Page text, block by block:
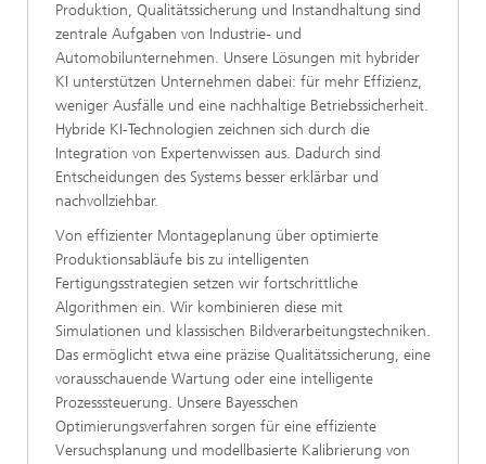
Produktion, Qualitätssicherung und Instandhaltung sind
zentrale Aufgaben von Industrie- und
Automobilunternehmen. Unsere Lösungen mit hybrider
KI unterstützen Unternehmen dabei: für mehr Effizienz,
weniger Ausfälle und eine nachhaltige Betriebssicherheit.
Hybride KI-Technologien zeichnen sich durch die
Integration von Expertenwissen aus. Dadurch sind
Entscheidungen des Systems besser erklärbar und
nachvollziehbar.
Von effizienter Montageplanung über optimierte
Produktionsabläufe bis zu intelligenten
Fertigungsstrategien setzen wir fortschrittliche
Algorithmen ein. Wir kombinieren diese mit
Simulationen und klassischen Bildverarbeitungstechniken.
Das ermöglicht etwa eine präzise Qualitätssicherung, eine
vorausschauende Wartung oder eine intelligente
Prozesssteuerung. Unsere Bayesschen
Optimierungsverfahren sorgen für eine effiziente
Versuchsplanung und modellbasierte Kalibrierung von